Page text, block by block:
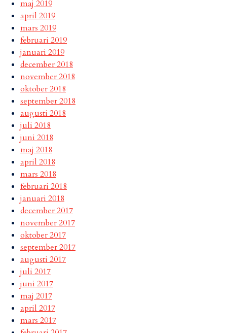
maj 2019
april 2019
mars 2019
februari 2019
januari 2019
december 2018
november 2018
oktober 2018
september 2018
augusti 2018
juli 2018
juni 2018
maj 2018
april 2018
mars 2018
februari 2018
januari 2018
december 2017
november 2017
oktober 2017
september 2017
augusti 2017
juli 2017
juni 2017
maj 2017
april 2017
mars 2017